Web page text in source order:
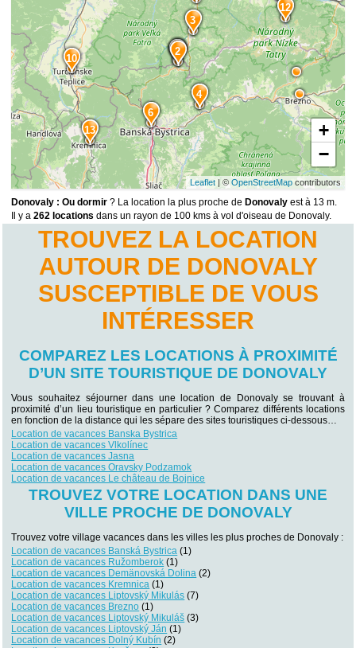
13
12
10
6
4
3
2
1
+
−
Leaflet| © OpenStreetMapcontributors
Donovaly : Ou dormir ? La location la plus proche de Donovaly est à 13 m.
Il y a262 locations dans un rayon de 100 kms à vol d'oiseau de Donovaly.
TROUVEZ LA LOCATION
AUTOUR DE DONOVALY
SUSCEPTIBLE DE VOUS
INTÉRESSER
COMPAREZ LES LOCATIONS À PROXIMITÉ
D’UN SITE TOURISTIQUE DE DONOVALY
Vous souhaitez séjourner dans une location de Donovaly se trouvant à
proximité d’un lieu touristique en particulier ? Comparez différents locations
en fonction de la distance qui les sépare des sites touristiques ci-dessous…
Location de vacances Banska Bystrica
Location de vacances Vlkolínec
Location de vacances Jasna
Location de vacances Oravsky Podzamok
Location de vacances Le château de Bojnice
TROUVEZ VOTRE LOCATION DANS UNE
VILLE PROCHE DE DONOVALY
Trouvez votre village vacances dans les villes les plus proches de Donovaly :
Location de vacances Banská Bystrica (1)
Location de vacances Ružomberok (1)
Location de vacances Demänovská Dolina (2)
Location de vacances Kremnica (1)
Location de vacances Liptovský Mikulás (7)
Location de vacances Brezno (1)
Location de vacances Liptovský Mikuláš (3)
Location de vacances Liptovský Ján (1)
Location de vacances Dolný Kubín (2)